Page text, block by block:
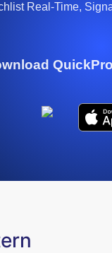
Real-Time,